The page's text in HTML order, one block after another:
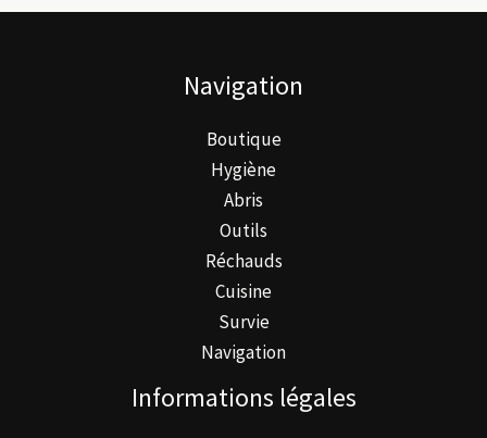
Navigation
Boutique
Hygiène
Abris
Outils
Réchauds
Cuisine
Survie
Navigation
Informations légales